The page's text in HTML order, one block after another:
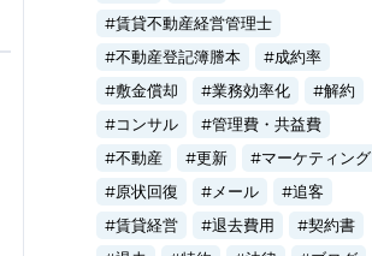
賃貸不動産経営管理士
不動産登記簿謄本
成約率
敷金償却
業務効率化
解約
コンサル
管理費・共益費
不動産
更新
マーケティング
原状回復
メール
追客
賃貸経営
退去費用
契約書